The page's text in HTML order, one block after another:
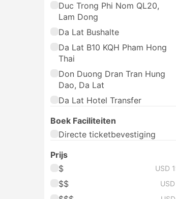
Duc Trong Phi Nom QL20,
Lam Dong
Da Lat Bushalte
Da Lat B10 KQH Pham Hong
Thai
Don Duong Dran Tran Hung
Dao, Da Lat
Da Lat Hotel Transfer
Boek Faciliteiten
Directe ticketbevestiging
Prijs
$
USD
$$